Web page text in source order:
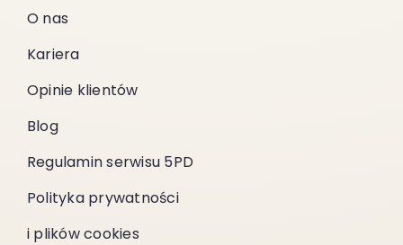
O nas
Kariera
Opinie klientów
Blog
Regulamin serwisu 5PD
Polityka prywatności
i plików cookies